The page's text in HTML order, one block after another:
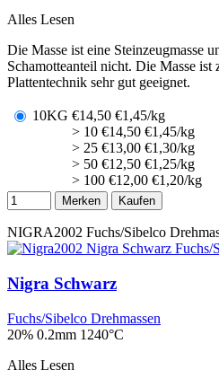
Alles Lesen
Die Masse ist eine Steinzeugmasse
Schamotteanteil nicht. Die Masse
Plattentechnik sehr gut geeignet.
10KG €14,50 €1,45/kg
> 10 €14,50 €1,45/kg
> 25 €13,00 €1,30/kg
> 50 €12,50 €1,25/kg
> 100 €12,00 €1,20/kg
Merken Kaufen
NIGRA2002 Fuchs/Sibelco
Nigra Schwarz
Fuchs/Sibelco Drehmassen
20% 0.2mm 1240°C
Alles Lesen